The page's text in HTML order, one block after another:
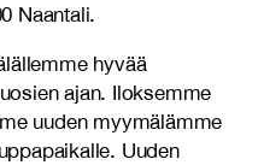
Naantali.
hyvää
ajan. Iloksemme
uuden myymälämme
Uuden